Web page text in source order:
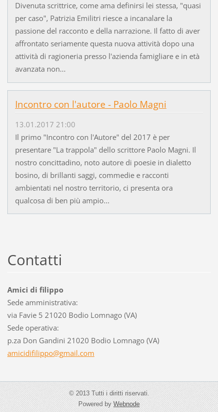
Divenuta scrittrice, come ama definirsi lei stessa, "quasi
per caso", Patrizia Emilitri riesce a incanalare la
passione del racconto e della narrazione. Il fatto di aver
affrontato seriamente questa nuova attività dopo una
attività di ragioneria presso l'azienda famigliare e in età
avanzata non...
Incontro con l'autore - Paolo Magni
13.01.2017 21:00
Il primo "Incontro con l'Autore" del 2017 è per
presentare "La trappola" dello scrittore Paolo Magni. Il
nostro concittadino, noto autore di poesie in dialetto
bosino, di brillanti saggi, commedie e racconti
ambientati nel nostro territorio, ci presenta ora
qualcosa di ben più ampio...
Contatti
Amici di filippo
Sede amministrativa:
via Favie 5 21020 Bodio Lomnago (VA)
Sede operativa:
p.za Don Gandini 21020 Bodio Lomnago (VA)
amicidifilippo@gmail.com
© 2013 Tutti i diritti riservati.
Powered byWebnode